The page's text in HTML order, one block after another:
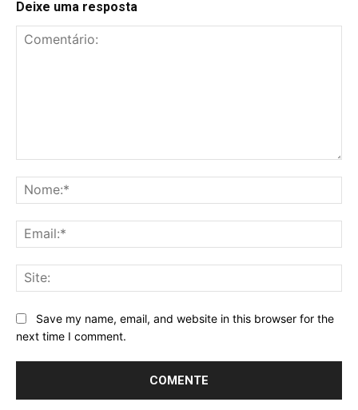
Deixe uma resposta
Save my name, email, and website in this browser for the
next time I comment.